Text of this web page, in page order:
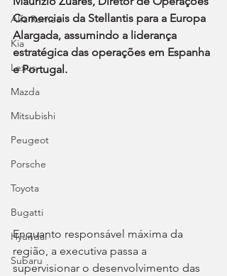
Alfa Romeo
Kia
Lexus
Mazda
Mitsubishi
Peugeot
Porsche
Toyota
Bugatti
Hyundai
Subaru
Comerciais da Stellantis para a Europa
Alargada, assumindo a liderança
estratégica das operações em Espanha
e Portugal.
Enquanto responsável máxima da
região, a executiva passa a
supervisionar o desenvolvimento das